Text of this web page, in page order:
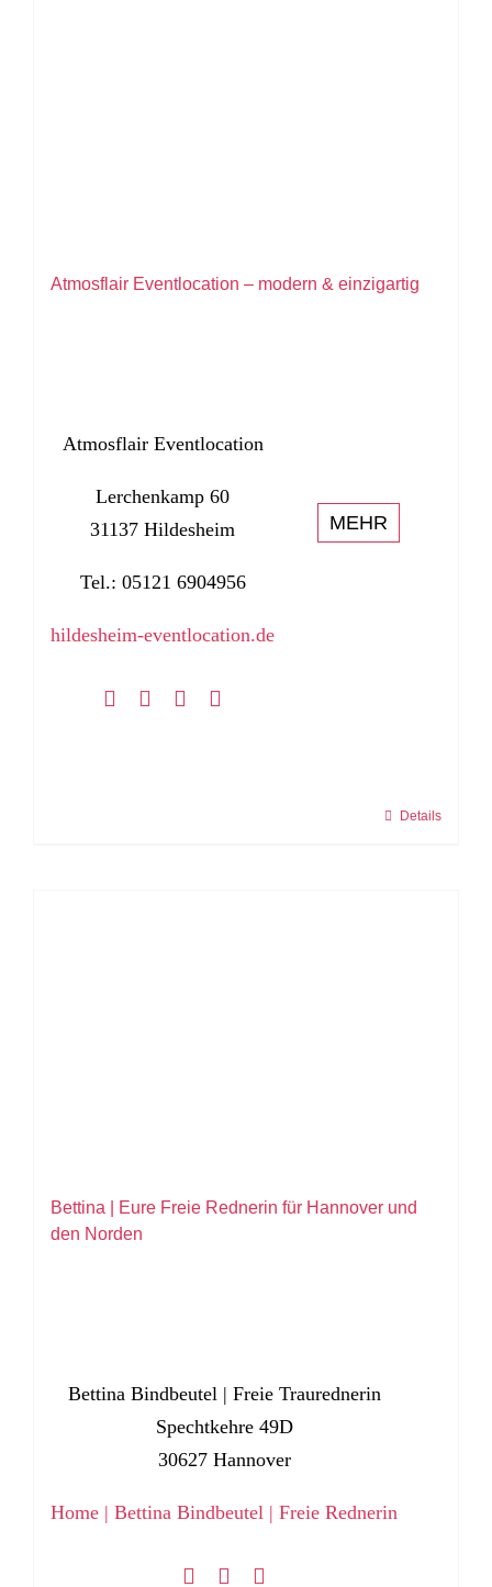
Atmosflair Eventlocation – modern & einzigartig
Atmosflair Eventlocation
Lerchenkamp 60
31137 Hildesheim
Tel.: 05121 6904956
hildesheim-eventlocation.de
MEHR
Details
Bettina | Eure Freie Rednerin für Hannover und
den Norden
Bettina Bindbeutel | Freie Traurednerin
Spechtkehre 49D
30627 Hannover
Home | Bettina Bindbeutel | Freie Rednerin